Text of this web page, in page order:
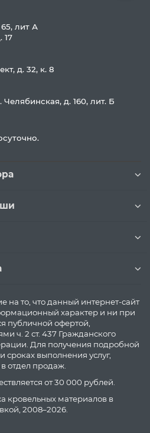
лит А
17
д. 32, к. 8
Челябинская, д. 160, лит. Б
то, что данный интернет-сайт
характер и ни при
публичной офертой,
ч. 2 ст. 437 Гражданского
Для получения подробной
выполнения услуг,
отдел продаж.
от 30 000 рублей.
кровельных материалов в
2008–2026.